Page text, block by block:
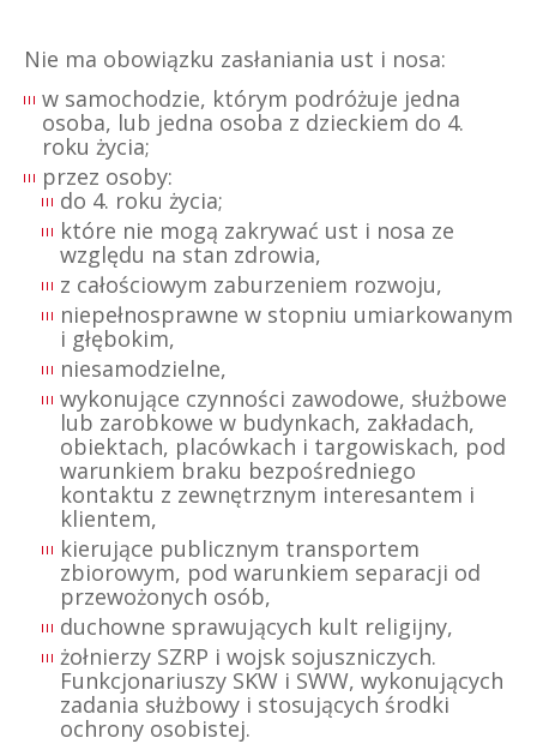
Nie ma obowiązku zasłaniania ust i nosa:
w samochodzie, którym podróżuje jedna
osoba, lub jedna osoba z dzieckiem do 4.
roku życia;
przez osoby:
do 4. roku życia;
które nie mogą zakrywać ust i nosa ze
względu na stan zdrowia,
z całościowym zaburzeniem rozwoju,
niepełnosprawne w stopniu umiarkowanym
i głębokim,
niesamodzielne,
wykonujące czynności zawodowe, służbowe
lub zarobkowe w budynkach, zakładach,
obiektach, placówkach i targowiskach, pod
warunkiem braku bezpośredniego
kontaktu z zewnętrznym interesantem i
klientem,
kierujące publicznym transportem
zbiorowym, pod warunkiem separacji od
przewożonych osób,
duchowne sprawujących kult religijny,
żołnierzy SZRP i wojsk sojuszniczych.
Funkcjonariuszy SKW i SWW, wykonujących
zadania służbowy i stosujących środki
ochrony osobistej.